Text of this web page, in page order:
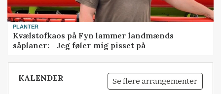
PLANTER
Kvælstofkaos på Fyn lammer landmænds
såplaner: - Jeg føler mig pisset på
KALENDER Se flere arrangementer